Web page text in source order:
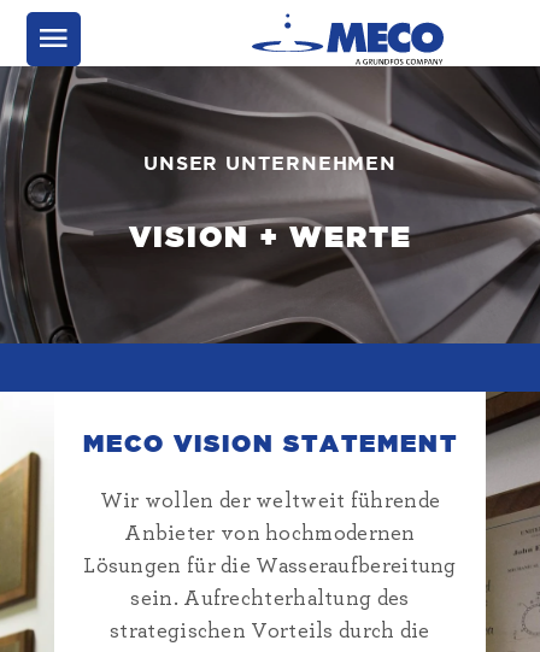
UNSER UNTERNEHMEN
VISION + WERTE
MECO VISION STATEMENT
Wir wollen der weltweit führende
Anbieter von hochmodernen
Lösungen für die Wasseraufbereitung
sein. Aufrechterhaltung des
strategischen Vorteils durch die